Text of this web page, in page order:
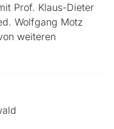
Prof. Klaus-Dieter
Wolfgang Motz
weiteren